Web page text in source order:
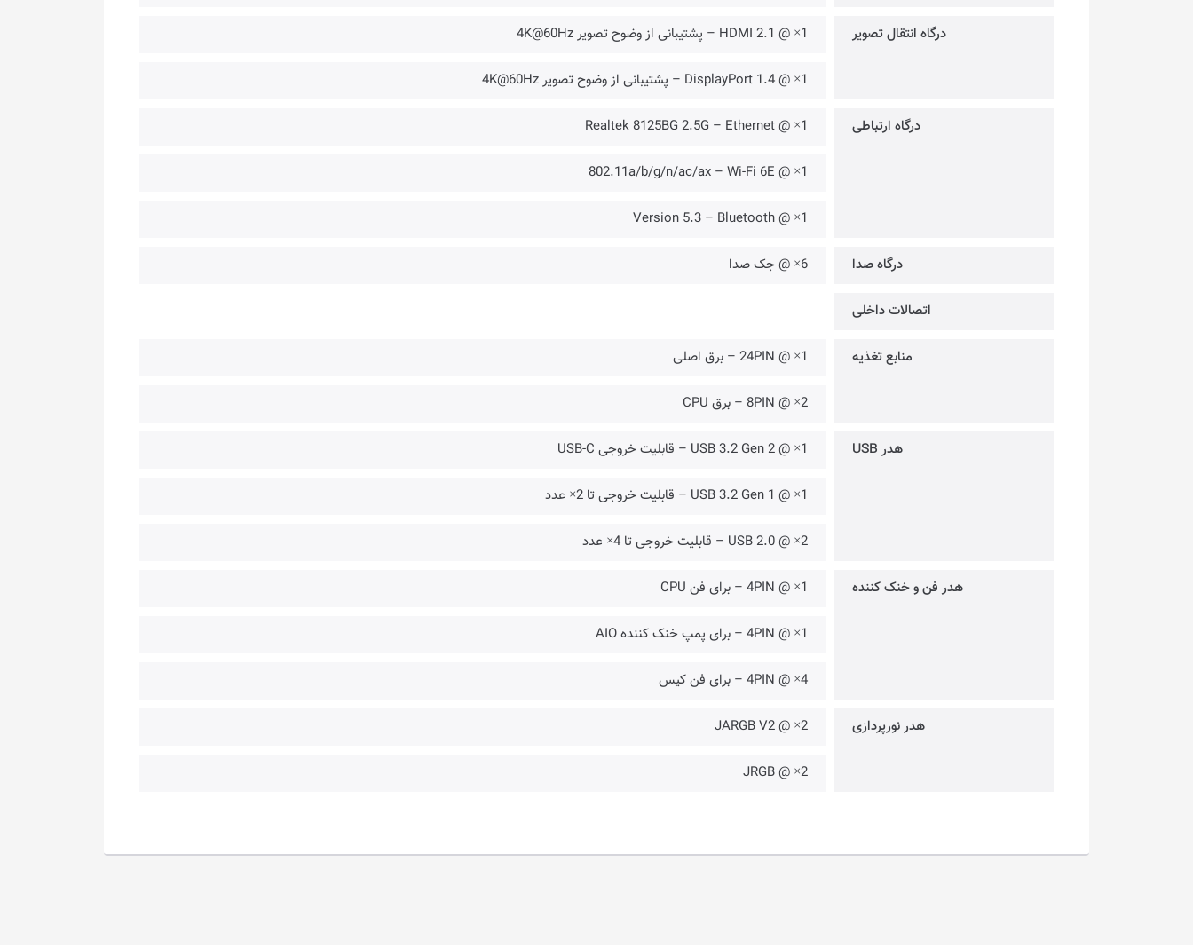
درگاه انتقال تصویر 1× @ HDMI 2.1 – پشتیبانی از وضوح تصویر 4K@60Hz
1× @ DisplayPort 1.4 – پشتیبانی از وضوح تصویر 4K@60Hz
درگاه ارتباطی 1× @ Realtek 8125BG 2.5G – Ethernet
1× @ 802.11a/b/g/n/ac/ax – Wi-Fi 6E
1× @ Version 5.3 – Bluetooth
درگاه صدا 6× @ جک صدا
اتصالات داخلی
منابع تغذیه 1× @ 24PIN – برق اصلی
2× @ 8PIN – برق CPU
هدر USB 1× @ USB 3.2 Gen 2 – قابلیت خروجی USB-C
1× @ USB 3.2 Gen 1 – قابلیت خروجی تا 2× عدد
2× @ USB 2.0 – قابلیت خروجی تا 4× عدد
هدر فن و خنک کننده 1× @ 4PIN – برای فن CPU
1× @ 4PIN – برای پمپ خنک کننده AIO
4× @ 4PIN – برای فن کیس
هدر نورپردازی 2× @ JARGB V2
2× @ JRGB